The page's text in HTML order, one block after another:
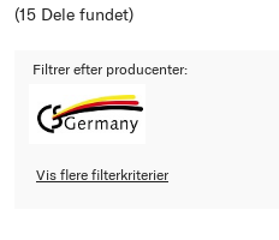
(15 Dele fundet)
Filtrer efter producenter:
Vis flere filterkriterier